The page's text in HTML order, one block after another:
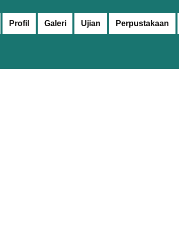
Profil Galeri Ujian Perpustakaan